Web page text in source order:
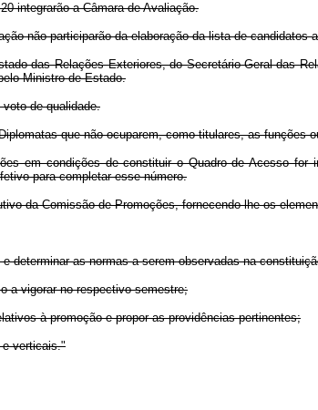
integrarão a Câmara de Avaliação.
não participarão da elaboração da lista de candidatos
das Relações Exteriores, do Secretário-Geral das
Ministro de Estado.
de qualidade.
que não ocuparem, como titulares, as funções
em condições de constituir o Quadro de Acesso
para completar esse número.
da Comissão de Promoções, fornecendo-lhe os
determinar as normas a serem observadas na
a vigorar no respectivo semestre;
à promoção e propor as providências pertinentes;
e verticais."